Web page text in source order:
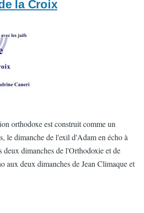
la Croix
orthodoxe est construit comme un
le dimanche de l'exil d'Adam en écho à
deux dimanches de l'Orthodoxie et de
aux deux dimanches de Jean Climaque et